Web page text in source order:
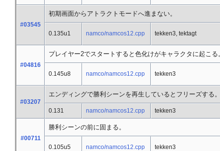
#03545
初期画面からアトラクトモードへ進まない。
0.135u1 namco/namcos12.cpp tekken3, tektagt
#04816
プレイヤー2でスタートすると色化けがキャラクタに起こる
0.145u8 namco/namcos12.cpp tekken3
#03207
エンディングで勝利シーンを再生しているとフリーズする
0.131 namco/namcos12.cpp tekken3
#00711
勝利シーンの前に固まる。
0.105u5 namco/namcos12.cpp tekken3